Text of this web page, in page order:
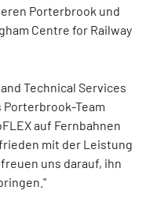
Porterbrook und
Centre for Railway
Technical Services
Team
auf Fernbahnen
mit der Leistung
uns darauf, ihn